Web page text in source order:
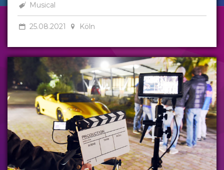
Musical
25.08.2021 Köln